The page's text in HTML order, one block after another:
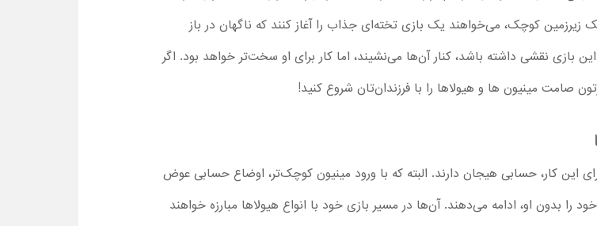
از جایی شروع می‌شود که 3 مینیون، در یک زیرزمین کوچک، می‌خواهند یک بازی تخته‌ای جذاب را آغاز کنند که ناگهان در باز
بازی نقشی داشته باشد، کنار آن‌ها می‌نشیند، اما کار برای او سخت‌تر خواهد بود. اگر
صامت مینیون ها و هیولاها را با فرزندان‌تان شروع کنید!
این کار، حسابی هیجان دارند. البته که با ورود مینیون کوچک‌تر، اوضاع حسابی عوض
بدون او، ادامه می‌دهند. آن‌ها در مسیر بازی خود با انواع هیولاها مبارزه خواهند